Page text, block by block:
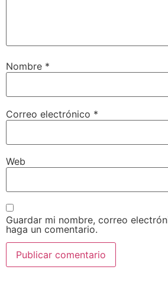
Nombre *
Correo electrónico *
Web
Guardar mi nombre, correo
haga un comentario.